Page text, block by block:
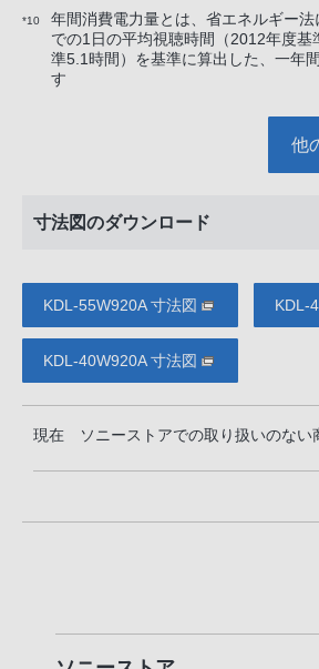
*10
年間消費電力量とは、省エネルギー
での1日の平均視聴時間（2012年度
準5.1時間）を基準に算出した、一年
す
他
寸法図のダウンロード
KDL-55W920A 寸法図 KDL-
KDL-40W920A 寸法図
現在 ソニーストアでの取り扱いのない